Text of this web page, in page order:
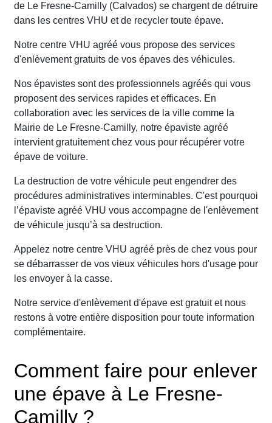
de Le Fresne-Camilly (Calvados) se chargent de détruire
dans les centres VHU et de recycler toute épave.
Notre centre VHU agréé vous propose des services
d'enlèvement gratuits de vos épaves des véhicules.
Nos épavistes sont des professionnels agréés qui vous
proposent des services rapides et efficaces. En
collaboration avec les services de la ville comme la
Mairie de Le Fresne-Camilly, notre épaviste agréé
intervient gratuitement chez vous pour récupérer votre
épave de voiture.
La destruction de votre véhicule peut engendrer des
procédures administratives interminables. C'est pourquoi
l’épaviste agréé VHU vous accompagne de l'enlèvement
de véhicule jusqu’à sa destruction.
Appelez notre centre VHU agréé près de chez vous pour
se débarrasser de vos vieux véhicules hors d'usage pour
les envoyer à la casse.
Notre service d'enlèvement d'épave est gratuit et nous
restons à votre entière disposition pour toute information
complémentaire.
Comment faire pour enlever
une épave à Le Fresne-
Camilly ?